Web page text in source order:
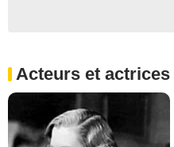
Acteurs et actrices